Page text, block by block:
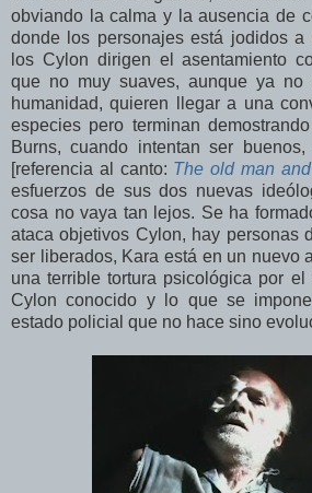
obviando la calma y la ausencia de
donde los personajes está jodidos a
los Cylon dirigen el asentamiento
que no muy suaves, aunque ya no
humanidad, quieren llegar a una
especies pero terminan
Burns, cuando intentan ser
[referencia al canto: The old man
esfuerzos de sus dos nuevas
cosa no vaya tan lejos. Se ha
ataca objetivos Cylon, hay personas
ser liberados, Kara está en un nuevo
una terrible tortura psicológica por
Cylon conocido y lo que se
estado policial que no hace sino